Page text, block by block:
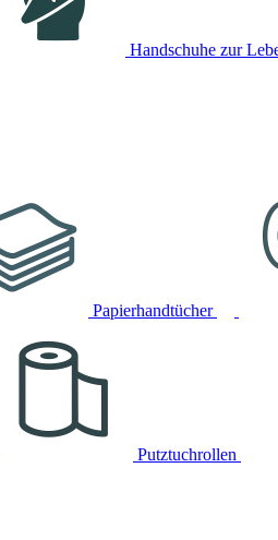
Handschuhe zur
Papierhandtücher
Putztuchrollen